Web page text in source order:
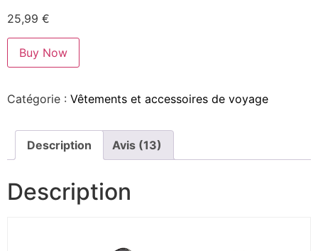
25,99 €
Buy Now
Catégorie : Vêtements et accessoires de voyage
Description Avis (13)
Description